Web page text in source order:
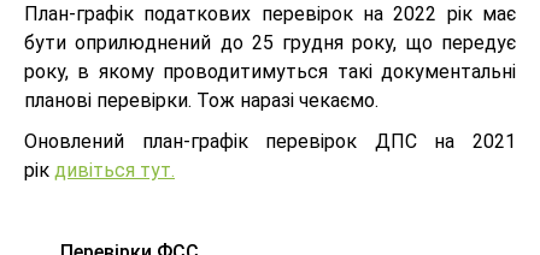
План-графік податкових перевірок на 2022 рік має
бути оприлюднений до 25 грудня року, що передує
року, в якому проводитимуться такі документальні
планові перевірки. Тож наразі чекаємо.
Оновлений план-графік перевірок ДПС на 2021
рік дивіться тут.